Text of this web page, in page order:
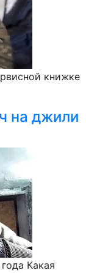
книжке
на джили
Какая